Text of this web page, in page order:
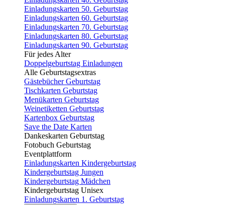
Einladungskarten 50. Geburtstag
Einladungskarten 60. Geburtstag
Einladungskarten 70. Geburtstag
Einladungskarten 80. Geburtstag
Einladungskarten 90. Geburtstag
Für jedes Alter
Doppelgeburtstag Einladungen
Alle Geburtstagsextras
Gästebücher Geburtstag
Tischkarten Geburtstag
Menükarten Geburtstag
Weinetiketten Geburtstag
Kartenbox Geburtstag
Save the Date Karten
Dankeskarten Geburtstag
Fotobuch Geburtstag
Eventplattform
Einladungskarten Kindergeburtstag
Kindergeburtstag Jungen
Kindergeburtstag Mädchen
Kindergeburtstag Unisex
Einladungskarten 1. Geburtstag